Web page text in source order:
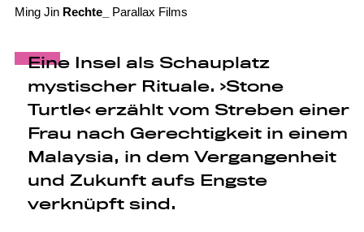
Ming Jin Rechte_ Parallax Films
Eine Insel als Schauplatz
mystischer Rituale. ›Stone
Turtle‹ erzählt vom Streben einer
Frau nach Gerechtigkeit in einem
Malaysia, in dem Vergangenheit
und Zukunft aufs Engste
verknüpft sind.